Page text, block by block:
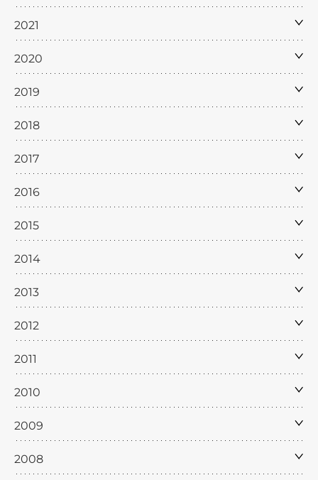
2021
2020
2019
2018
2017
2016
2015
2014
2013
2012
2011
2010
2009
2008